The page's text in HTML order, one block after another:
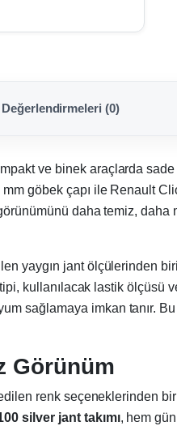
(0)
ve binek araçlarda sade
göbek çapı ile Renault
daha temiz,
yaygın jant ölçülerinden
kullanılacak lastik
sağlamaya imkan tanır.
Görünüm
renk seçeneklerinden
silver jant takımı, hem